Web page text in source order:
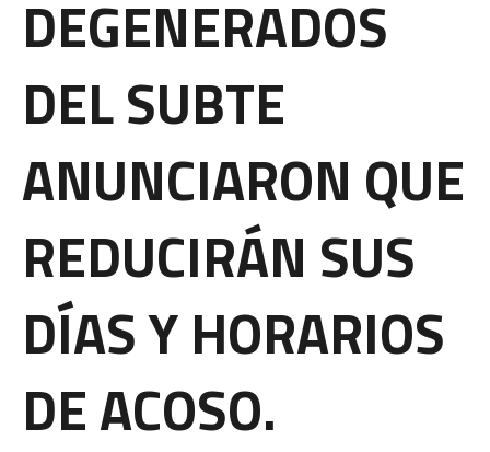
DEGENERADOS
DEL SUBTE
ANUNCIARON QUE
REDUCIRÁN SUS
DÍAS Y HORARIOS
DE ACOSO.